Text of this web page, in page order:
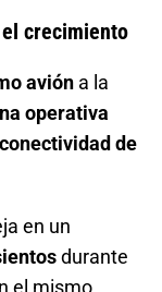
crecimiento
avión a la
operativa
de
en un
durante
el mismo